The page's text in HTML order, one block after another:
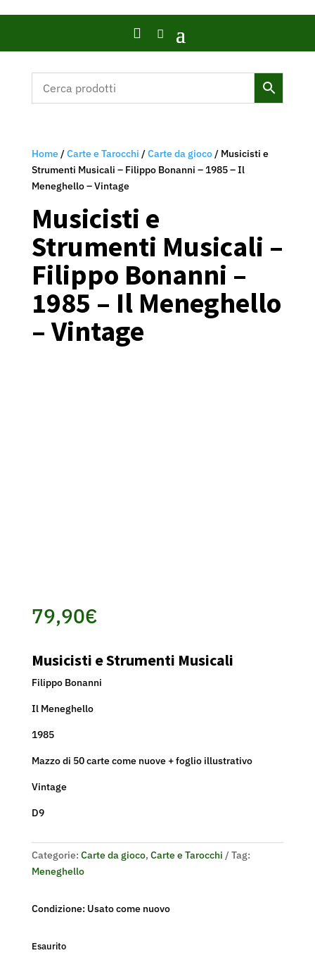

Home/Carte e Tarocchi /Carte da gioco/ Musicisti e
Strumenti Musicali – Filippo Bonanni – 1985 – Il
Meneghello – Vintage
Musicisti e
Strumenti Musicali –
Filippo Bonanni –
1985 – Il Meneghello
– Vintage
79,90€
Musicisti e Strumenti Musicali
Filippo Bonanni
Il Meneghello
1985
Mazzo di 50 carte come nuove + foglio illustrativo
Vintage
D9
Categorie: Carte da gioco, Carte e Tarocchi
Tag:
Meneghello
Condizione: Usato come nuovo
Esaurito